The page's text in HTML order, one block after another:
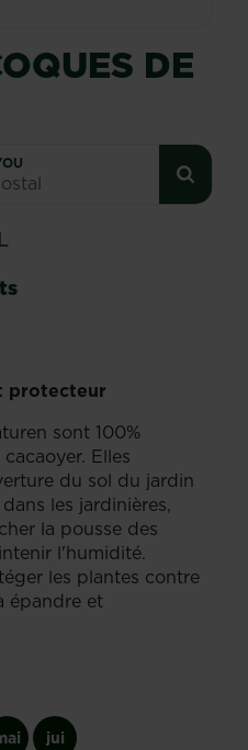
DE
protecteur
sont 100%
Elles
du sol du jardin
les jardinières,
la pousse des
l'humidité.
les plantes contre
épandre et
jui